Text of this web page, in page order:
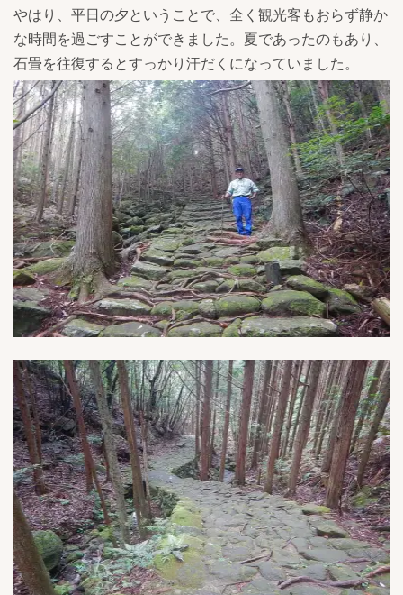
やはり、平日の夕ということで、全く観光客もおらず静か
な時間を過ごすことができました。夏であったのもあり、
石畳を往復するとすっかり汗だくになっていました。